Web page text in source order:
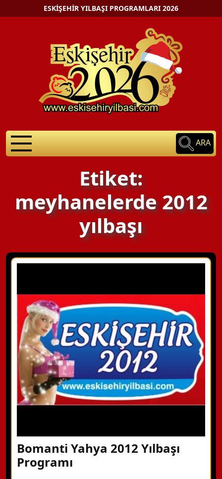
ESKIŞEHIR YILBAŞI PROGRAMLARI 2026
ARA
Etiket:
meyhanelerde 2012
yılbaşı
Bomanti Yahya 2012 Yılbaşı
Programı